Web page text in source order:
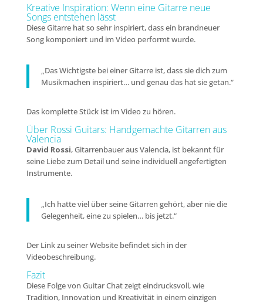
Kreative Inspiration: Wenn eine Gitarre neue
Songs entstehen lässt
Diese Gitarre hat so sehr inspiriert, dass ein brandneuer
Song komponiert und im Video performt wurde.
„Das Wichtigste bei einer Gitarre ist, dass sie dich zum
Musikmachen inspiriert… und genau das hat sie getan.“
Das komplette Stück ist im Video zu hören.
Über Rossi Guitars: Handgemachte Gitarren aus
Valencia
David Rossi, Gitarrenbauer aus Valencia, ist bekannt für
seine Liebe zum Detail und seine individuell angefertigten
Instrumente.
„Ich hatte viel über seine Gitarren gehört, aber nie die
Gelegenheit, eine zu spielen… bis jetzt.“
Der Link zu seiner Website befindet sich in der
Videobeschreibung.
Fazit
Diese Folge von Guitar Chat zeigt eindrucksvoll, wie
Tradition, Innovation und Kreativität in einem einzigen